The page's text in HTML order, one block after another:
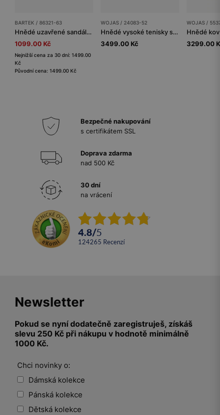
BARTEK / 86321-63
Hnědé uzavřené sandály s liškou BARTEK 86321-63
1099.00 Kč
Nejnižší cena za 30 dní: 1499.00
Kč
Původní cena: 1499.00 Kč
WOJAS / 24083-52
Hnědé vysoké tenisky s izolační vrstvou
3499.00 Kč
WOJAS /
3299.00
Bezpečné nakupování
s certifikátem SSL
Doprava zdarma
nad 500 Kč
30 dní
na vrácení
4.8/5
124265 recenzí
Newsletter
Pokud se nyní dodatečně zaregistruješ, získáš
slevu 250 Kč při nákupu v hodnotě minimálně
1000 Kč.
Chci novinky o:
Dámská kolekce
Pánská kolekce
Dětská kolekce